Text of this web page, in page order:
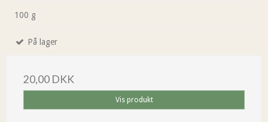
100 g
På lager
20,00 DKK
Vis produkt